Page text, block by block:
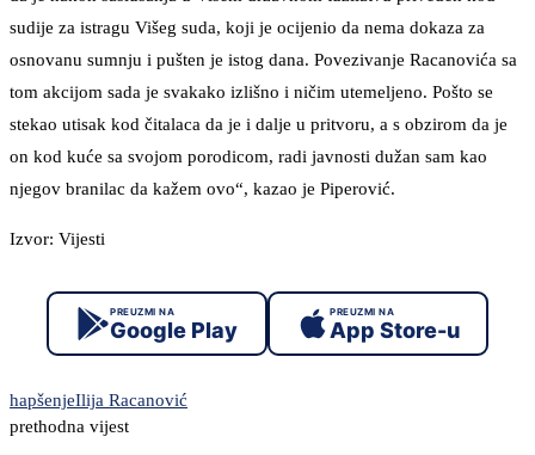
sudije za istragu Višeg suda, koji je ocijenio da nema dokaza za
osnovanu sumnju i pušten je istog dana. Povezivanje Racanovića sa
tom akcijom sada je svakako izlišno i ničim utemeljeno. Pošto se
stekao utisak kod čitalaca da je i dalje u pritvoru, a s obzirom da je
on kod kuće sa svojom porodicom, radi javnosti dužan sam kao
njegov branilac da kažem ovo“, kazao je Piperović.
Izvor: Vijesti
PREUZMI NA
Google Play
PREUZMI NA
App Store-u
hapšenjeIlija Racanović
prethodna vijest